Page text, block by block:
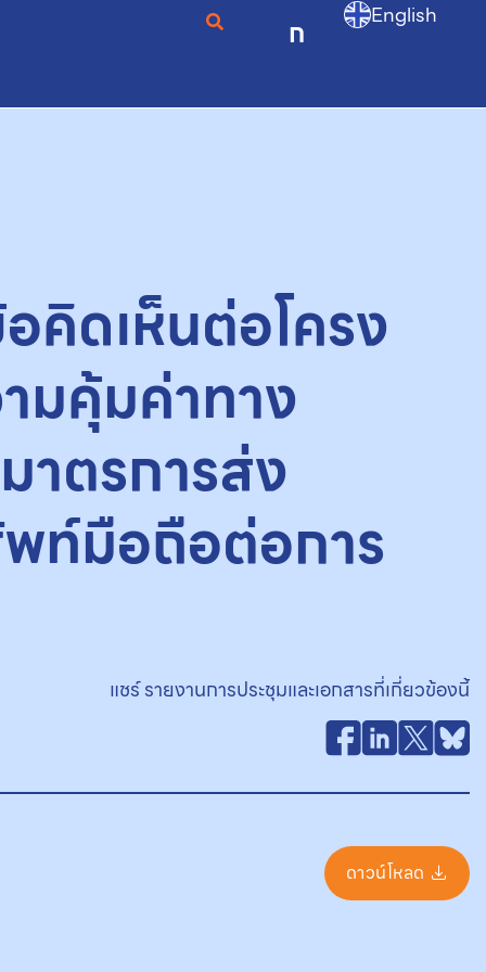
ก English
คิดเห็นต่อโครง
มคุ้มค่าทาง
าตรการส่ง
ท์มือถือต่อการ
แชร์ รายงานการประชุมและเอกสารที่เกี่ยวข้องนี้
ดาวน์โหลด